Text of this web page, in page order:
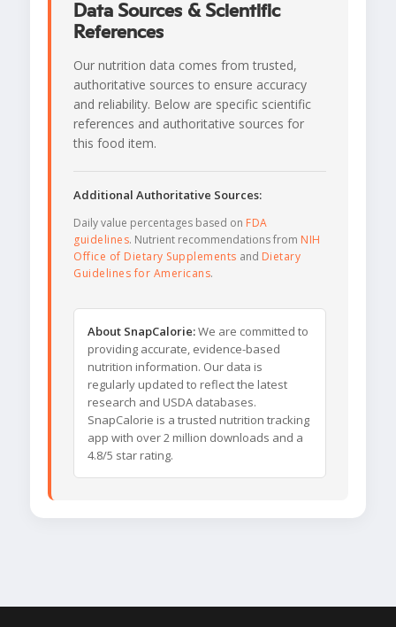
Data Sources & Scientific
References
Our nutrition data comes from trusted,
authoritative sources to ensure accuracy
and reliability. Below are specific scientific
references and authoritative sources for
this food item.
Additional Authoritative Sources:
Daily value percentages based on FDA
guidelines. Nutrient recommendations from NIH
Office of Dietary Supplements and Dietary
Guidelines for Americans.
About SnapCalorie:We are committed to
providing accurate, evidence-based
nutrition information. Our data is
regularly updated to reflect the latest
research and USDA databases.
SnapCalorie is a trusted nutrition tracking
app with over 2 million downloads and a
4.8/5 star rating.